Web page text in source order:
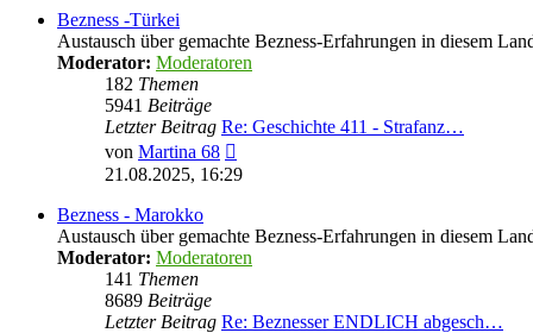
Bezness -Türkei
Austausch über gemachte Bezness-Erfahrungen in diesem
Moderator: Moderatoren
182 Themen
5941 Beiträge
Letzter Beitrag Re: Geschichte 411 - Strafanz…
von Martina 68
Beitrag
21.08.2025, 16:29
Bezness - Marokko
Austausch über gemachte Bezness-Erfahrungen in diesem
Moderator: Moderatoren
141 Themen
8689 Beiträge
Letzter Beitrag Re: Beznesser ENDLICH abgesch…